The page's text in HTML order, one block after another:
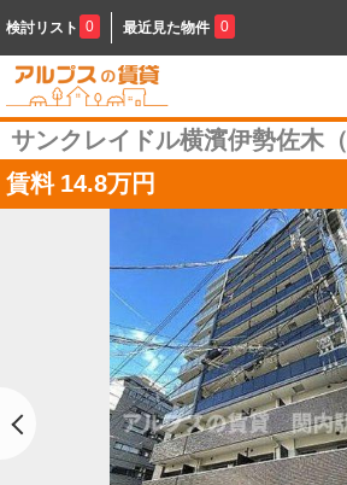
検討リスト 0 最近見た物件 0
サンクレイドル横濱伊勢佐木（
賃料 14.8万円